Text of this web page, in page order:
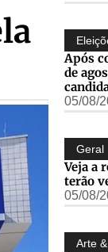
Após
de
05/08/
Geral
Veja a
terão
05/08/
Arte